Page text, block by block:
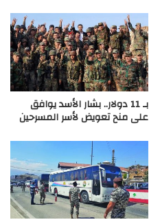
بـ 11 دولار.. بشار الأسد يوافق
على منح تعويض لأسر المسرحين